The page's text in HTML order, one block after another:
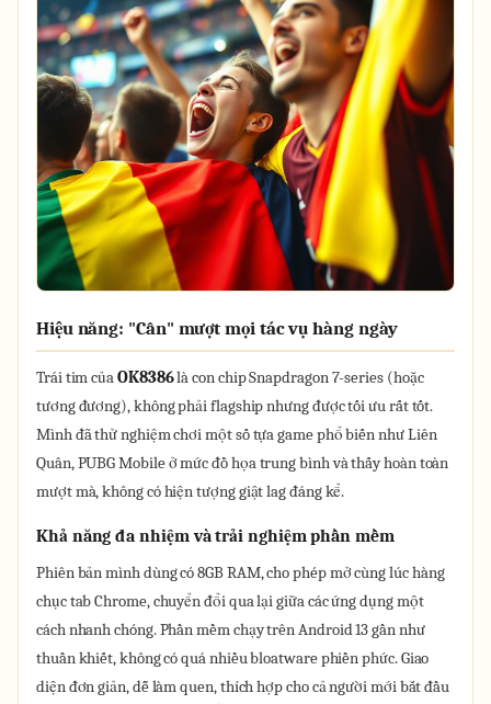
Hiệu năng: "Cân" mượt mọi tác vụ hàng ngày
Trái tim củaOK8386là con chip Snapdragon 7-series (hoặc
tương đương), không phải flagship nhưng được tối ưu rất tốt.
Mình đã thử nghiệm chơi một số tựa game phổ biến như Liên
Quân, PUBG Mobile ở mức đồ họa trung bình và thấy hoàn toàn
mượt mà, không có hiện tượng giật lag đáng kể.
Khả năng đa nhiệm và trải nghiệm phần mềm
Phiên bản mình dùng có 8GB RAM, cho phép mở cùng lúc hàng
chục tab Chrome, chuyển đổi qua lại giữa các ứng dụng một
cách nhanh chóng. Phần mềm chạy trên Android 13 gần như
thuần khiết, không có quá nhiều bloatware phiền phức. Giao
diện đơn giản, dễ làm quen, thích hợp cho cả người mới bắt đầu